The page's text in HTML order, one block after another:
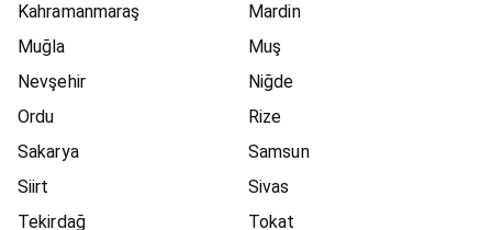
Kahramanmaraş
Mardin
Muğla
Muş
Nevşehir
Niğde
Ordu
Rize
Sakarya
Samsun
Siirt
Sivas
Tekirdağ
Tokat